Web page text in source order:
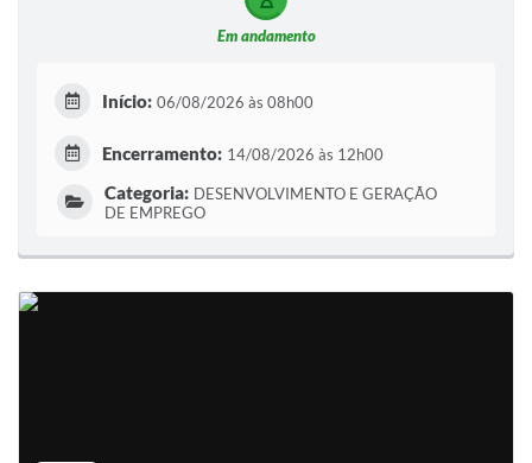
Em andamento
Início: 06/08/2026 às 08h00
Encerramento: 14/08/2026 às 12h00
Categoria: DESENVOLVIMENTO E GERAÇÃO
DE EMPREGO